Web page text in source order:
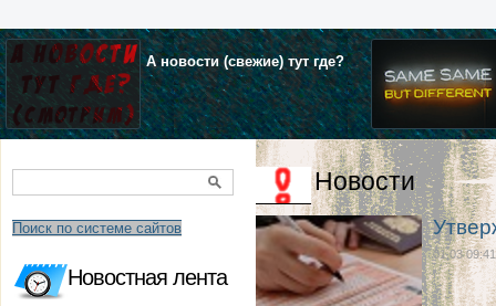
А новости (свежие) тут где?
Поиск по системе сайтов
Новостная лента
Новости
01.03 09:41